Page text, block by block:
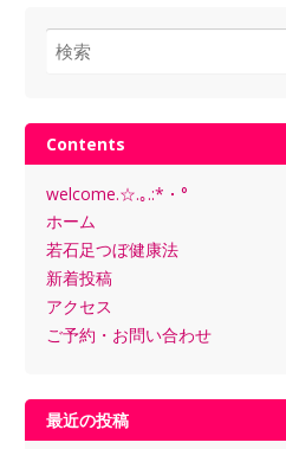
検
索:
Contents
welcome.☆.｡.:*・°
ホーム
若石足つぼ健康法
新着投稿
アクセス
ご予約・お問い合わせ
最近の投稿